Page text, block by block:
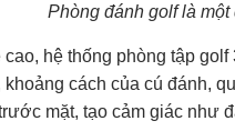
Phòng đánh golf là
hệ thống phòng tập
cách của cú đánh,
mặt, tạo cảm giác như